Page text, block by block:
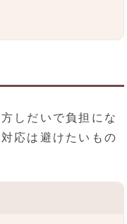
しだいで負担にな
応は避けたいもの